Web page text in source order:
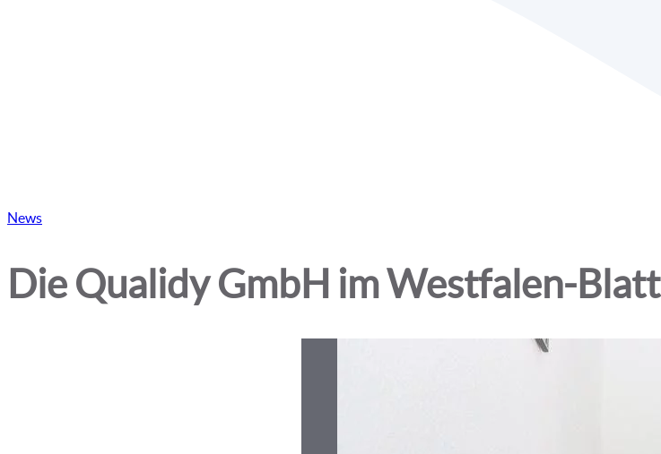
Veröffentlicht
News
Die Qualidy GmbH im Westfalen-Blatt